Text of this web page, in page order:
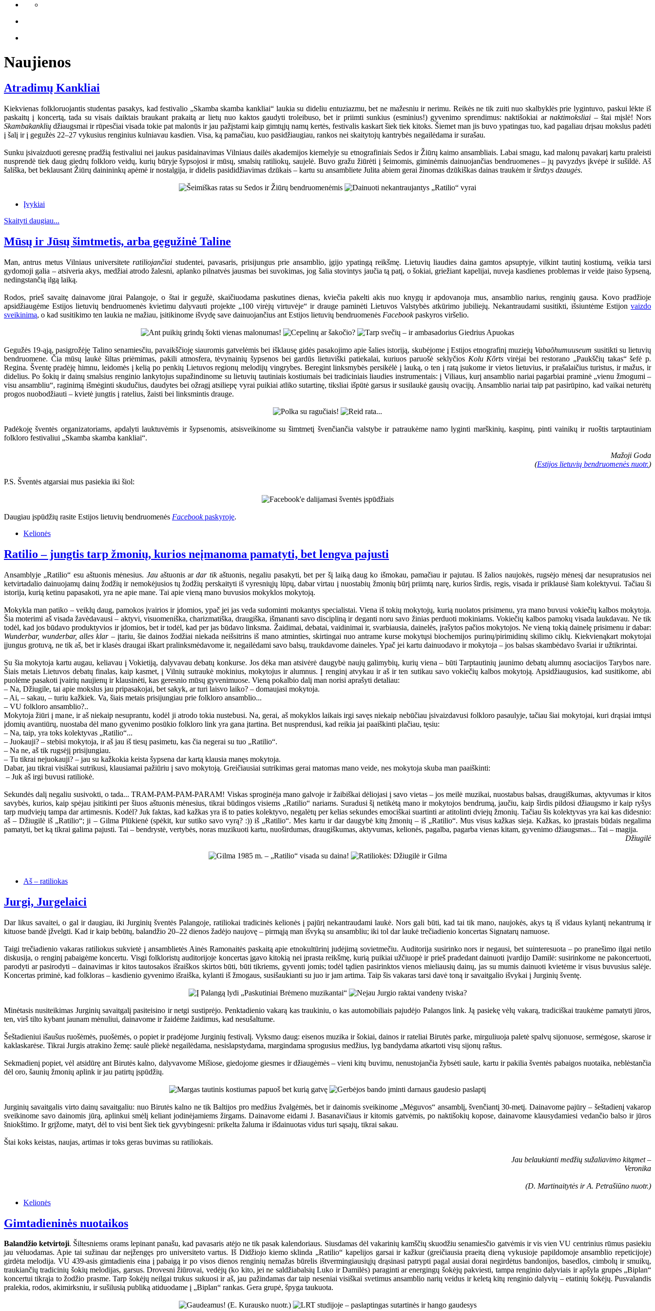
Naujienos
Atradimų Kankliai
Kiekvienas folkloruojantis studentas pasakys, kad festivalio „Skamba skamba kankliai“ laukia su dideliu entuziazmu, bet ne mažesniu ir nerimu. Reikės ne tik zuiti nuo skalbyklės prie lygintuvo, paskui lėkte iš
paskaitų į koncertą, tada su visais daiktais braukant prakaitą ar lietų nuo kaktos gaudyti troleibuso, bet ir priimti sunkius (esminius!) gyvenimo sprendimus: naktišokiai arnaktimoksliai – štai mįslė! Nors
Skambakanklių džiaugsmai ir rūpesčiai visada tokie pat malonūs ir jau pažįstami kaip gimtųjų namų kertės, festivalis kaskart šiek tiek kitoks. Šiemet man jis buvo ypatingas tuo, kad pagaliau drįsau mokslus padėti
į šalį ir į gegužės 22–27 vykusius renginius kulniavau kasdien. Visa, ką pamačiau, kuo pasidžiaugiau, rankos nei skaitytojų kantrybės negailėdama ir surašau.
Sunku įsivaizduoti geresnę pradžią festivaliui nei jaukus pasidainavimas Vilniaus dailės akademijos kiemelyje su etnografiniais Sedos ir Žiūrų kaimo ansambliais. Labai smagu, kad malonų pavakarį kartu praleisti
nusprendė tiek daug giedrų folkloro veidų, kurių būryje šypsojosi ir mūsų, smalsių ratiliokų, saujelė. Buvo gražu žiūrėti į šeimomis, giminėmis dainuojančias bendruomenes – jų pavyzdys įkvėpė ir sušildė. Aš
šališka, bet beklausant Žiūrų dainininkų apėmė ir nostalgija, ir didelis pasididžiavimas dzūkais – kartu su ansambliete Julita abiem gerai žinomas dzūkiškas dainas traukėm irširdzys dzaugės.
Įvykiai
Skaityti daugiau...
Mūsų ir Jūsų šimtmetis, arba gegužinė Taline
Man, antrus metus Vilniaus universiteteratiliojančiai studentei, pavasaris, prisijungus prie ansamblio, įgijo ypatingą reikšmę. Lietuvių liaudies daina gamtos apsuptyje, vilkint tautinį kostiumą, veikia tarsi
gydomoji galia – atsiveria akys, medžiai atrodo žalesni, aplanko pilnatvės jausmas bei suvokimas, jog šalia stovintys jaučia tą patį, o šokiai, griežiant kapelijai, nuveja kasdienes problemas ir veide įtaiso šypseną,
nedingstančią ilgą laiką.
Rodos, prieš savaitę dainavome jūrai Palangoje, o štai ir gegužė, skaičiuodama paskutines dienas, kviečia pakelti akis nuo knygų ir apdovanoja mus, ansamblio narius, renginių gausa. Kovo pradžioje
apsidžiaugėme Estijos lietuvių bendruomenės kvietimu dalyvauti projekte „100 virėjų virtuvėje“ ir drauge paminėti Lietuvos Valstybės atkūrimo jubiliejų. Nekantraudami susitikti, išsiuntėme Estijon vaizdo
sveikinimą, o kad susitikimo ten laukia ne mažiau, įsitikinome išvydę save dainuojančius ant Estijos lietuvių bendruomenės Facebookpaskyros viršelio.
Gegužės 19-ąją, pasigrožėję Talino senamiesčiu, pavaikščioję siauromis gatvelėmis bei išklausę gidės pasakojimo apie šalies istoriją, skubėjome į Estijos etnografinį muziejų Vabaõhumuuseum susitikti su lietuvių
bendruomene. Čia mūsų laukė šiltas priėmimas, pakili atmosfera, tėvynainių šypsenos bei gardūs lietuviški patiekalai, kuriuos paruošė seklyčios Kolu Kõrts virėjai bei restorano „Paukščių takas“ šefė p.
Regina. Šventę pradėję himnu, leidomės į kelią po penkių Lietuvos regionų melodijų vingrybes. Beregint linksmybės persikėlė į lauką, o ten į ratą įsukome ir vietos lietuvius, ir prašalaičius turistus, ir mažus, ir
didelius. Po šokių ir dainų smalsius renginio lankytojus supažindinome su lietuvių tautiniais kostiumais bei tradiciniais liaudies instrumentais: į Viliaus, kurį ansamblio nariai pagarbiai praminė „vienu žmogumi –
visu ansambliu“, raginimą išmėginti skudučius, daudytes bei ožragį atsiliepę vyrai puikiai atliko sutartinę, tiksliai išpūtė garsus ir susilaukė gausių ovacijų. Ansamblio nariai taip pat pasirūpino, kad vaikai neturėtų
progos nuobodžiauti – kvietė jungtis į ratelius, žaisti bei linksmintis drauge.
Padėkoję šventės organizatoriams, apdalyti lauktuvėmis ir šypsenomis, atsisveikinome su šimtmetį švenčiančia valstybe ir patraukėme namo lyginti marškinių, kaspinų, pinti vainikų ir ruoštis tarptautiniam
folkloro festivaliui „Skamba skamba kankliai“.
Mažoji Goda
(Estijos lietuvių bendruomenės nuotr.)
P.S. Šventės atgarsiai mus pasiekia iki šiol:
Daugiau įspūdžių rasite Estijos lietuvių bendruomenės Facebookpaskyroje.
Kelionės
Ratilio – jungtis tarp žmonių, kurios neįmanoma pamatyti, bet lengva pajusti
Ansamblyje „Ratilio“ esu aštuonis mėnesius. Jauaštuonis ardar tikaštuonis, negaliu pasakyti, bet per šį laiką daug ko išmokau, pamačiau ir pajutau. Iš žalios naujokės, rugsėjo mėnesį dar nesupratusios nei
ketvirtadalio dainuojamų dainų žodžių ir nemokėjusios tų žodžių perskaityti iš vyresniųjų lūpų, dabar virtau į nuostabių žmonių būrį priimtą narę, kurios širdis, regis, visada ir priklausė šiam kolektyvui. Tačiau ši
istorija, kurią ketinu papasakoti, yra ne apie mane. Tai apie vieną mano buvusios mokyklos mokytoją.
Mokykla man patiko – veiklų daug, pamokos įvairios ir įdomios, ypač jei jas veda sudominti mokantys specialistai. Viena iš tokių mokytojų, kurią nuolatos prisimenu, yra mano buvusi vokiečių kalbos mokytoja.
Šia moterimi aš visada žavėdavausi – aktyvi, visuomeniška, charizmatiška, draugiška, išmananti savo discipliną ir deganti noru savo žinias perduoti mokiniams. Vokiečių kalbos pamokų visada laukdavau. Ne tik
todėl, kad jos būdavo produktyvios ir įdomios, bet ir todėl, kad per jas būdavo linksma. Žaidimai, debatai, vaidinimai ir, svarbiausia, dainelės, įrašytos pačios mokytojos. Ne vieną tokią dainelę prisimenu ir dabar:
Wunderbar, wunderbar, alles klar– įtariu, šie dainos žodžiai niekada neišsitrins iš mano atminties, skirtingai nuo antrame kurse mokytųsi biochemijos purinų/pirimidinų skilimo ciklų. Kiekvienąkart mokytojai
įjungus grotuvą, ne tik aš, bet ir klasės draugai iškart pralinksmėdavome ir, negailėdami savo balsų, traukdavome daineles. Ypač jei kartu dainuodavo ir mokytoja – jos balsas skambėdavo švariai ir užtikrintai.
Su šia mokytoja kartu augau, keliavau į Vokietiją, dalyvavau debatų konkurse. Jos dėka man atsivėrė daugybė naujų galimybių, kurių viena – būti Tarptautinių jaunimo debatų alumnų asociacijos Tarybos nare.
Šiais metais Lietuvos debatų finalas, kaip kasmet, į Vilnių sutraukė mokinius, mokytojus ir alumnus. Į renginį atvykau ir aš ir ten sutikau savo vokiečių kalbos mokytoją. Apsidžiaugusios, kad susitikome, abi
puolėme pasakoti įvairių naujienų ir klausinėti, kas geresnio mūsų gyvenimuose. Vieną pokalbio dalį man norisi aprašyti detaliau:
– Na, Džiugile, tai apie mokslus jau pripasakojai, bet sakyk, ar turi laisvo laiko? – domaujasi mokytoja.
– Ai, – sakau, – turiu kažkiek. Va, šiais metais prisijungiau prie folkloro ansamblio...
– VU folkloro ansamblio?..
Mokytoja žiūri į mane, ir aš niekaip nesuprantu, kodėl ji atrodo tokia nustebusi. Na, gerai, aš mokyklos laikais irgi savęs niekaip nebūčiau įsivaizdavusi folkloro pasaulyje, tačiau šiai mokytojai, kuri drąsiai imtųsi
įdomių avantiūrų, nuostaba dėl mano gyvenimo posūkio folkloro link yra gana įtartina. Bet nusprendusi, kad reikia jai paaiškinti plačiau, tęsiu:
– Na, taip, yra toks kolektyvas „Ratilio“...
– Juokauji? – stebisi mokytoja, ir aš jau iš tiesų pasimetu, kas čia negerai su tuo „Ratilio“.
– Na ne, aš tik rugsėjį prisijungiau.
– Tu tikrai nejuokauji? – jau su kažkokia keista šypsena dar kartą klausia manęs mokytoja.
Dabar, jau tikrai visiškai sutrikusi, klausiamai pažiūriu į savo mokytoją. Greičiausiai sutrikimas gerai matomas mano veide, nes mokytoja skuba man paaiškinti:
– Juk aš irgi buvusi ratiliokė.
Sekundės dalį negaliu susivokti, o tada... TRAM-PAM-PAM-PARAM! Viskas sproginėja mano galvoje ir žaibiškai dėliojasi į savo vietas – jos meilė muzikai, nuostabus balsas, draugiškumas, aktyvumas ir kitos
savybės, kurios, kaip spėjau įsitikinti per šiuos aštuonis mėnesius, tikrai būdingos visiems „Ratilio“ nariams. Suradusi šį netikėtą mano ir mokytojos bendrumą, jaučiu, kaip širdis pildosi džiaugsmo ir kaip ryšys
tarp mudviejų tampa dar artimesnis. Kodėl? Juk faktas, kad kažkas yra iš to paties kolektyvo, negalėtų per kelias sekundes emociškai suartinti ar atitolinti dviejų žmonių. Tačiau šis kolektyvas yra kai kas didesnio:
aš – Džiugilė iš „Ratilio“; ji – Gilma Plūkienė (spėkit, kur sutiko savo vyrą? :)) iš „Ratilio“. Mes kartu ir dar daugybė kitų žmonių – iš „Ratilio“. Mus visus kažkas sieja. Kažkas, ko įprastais būdais negalima
pamatyti, bet ką tikrai galima pajusti. Tai – bendrystė, vertybės, noras muzikuoti kartu, nuoširdumas, draugiškumas, aktyvumas, kelionės, pagalba, pagarba vienas kitam, gyvenimo džiaugsmas... Tai – magija.
Džiugilė
Aš – ratiliokas
Jurgi, Jurgelaici
Dar likus savaitei, o gal ir daugiau, iki Jurginių šventės Palangoje, ratiliokai tradicinės kelionės į pajūrį nekantraudami laukė. Nors gali būti, kad tai tik mano, naujokės, akys tą iš vidaus kylantį nekantrumą ir
kituose bandė įžvelgti. Kad ir kaip bebūtų, balandžio 20–22 dienos žadėjo naujovę – pirmąją man išvyką su ansambliu; iki tol dar laukė trečiadienio koncertas Signatarų namuose.
Taigi trečiadienio vakaras ratiliokus sukvietė į ansamblietės Ainės Ramonaitės paskaitą apie etnokultūrinį judėjimą sovietmečiu. Auditorija susirinko nors ir negausi, bet suinteresuota – po pranešimo ilgai netilo
diskusija, o renginį pabaigėme koncertu. Visgi folkloristų auditorijoje koncertas įgavo kitokią nei įprasta reikšmę, kurią puikiai užčiuopė ir prieš pradedant dainuoti įvardijo Damilė: susirinkome ne pakoncertuoti,
parodyti ar pasirodyti – dainavimas ir kitos tautosakos išraiškos skirtos būti, būti tikriems, gyventi jomis; todėl tądien pasirinktos vienos mieliausių dainų, jas su mumis dainuoti kvietėme ir visus buvusius salėje.
Koncertas priminė, kad folkloras – kasdienio gyvenimo išraiška, kylanti iš žmogaus, susišaukianti su juo ir jam artima. Taip šis vakaras tarsi davė toną ir savaitgalio išvykai į Jurginių šventę.
Minėtasis nusiteikimas Jurginių savaitgalį pasiteisino ir netgi sustiprėjo. Penktadienio vakarą kas traukiniu, o kas automobiliais pajudėjo Palangos link. Ją pasiekę vėlų vakarą, tradiciškai traukėme pamatyti jūros,
ten, virš tilto kybant jaunam mėnuliui, dainavome ir žaidėme žaidimus, kad nesušaltume.
Šeštadieniui išaušus ruošėmės, puošėmės, o popiet ir pradėjome Jurginių festivalį. Vyksmo daug: eisenos muzika ir šokiai, dainos ir rateliai Birutės parke, mirguliuoja paletė spalvų sijonuose, sermėgose, skarose ir
kaklaskarėse. Tikrai Jurgis atrakino žemę: saulė pliekė negailėdama, nesislapstydama, margindama sprogusius medžius, lyg bandydama atkartoti visų sijonų raštus.
Sekmadienį popiet, vėl atsidūrę ant Birutės kalno, dalyvavome Mišiose, giedojome giesmes ir džiaugėmės – vieni kitų buvimu, nenustojančia žybsėti saule, kartu ir pakilia šventės pabaigos nuotaika, neblėstančia
dėl oro, šaunių žmonių aplink ir jau patirtų įspūdžių.
Jurginių savaitgalis virto dainų savaitgaliu: nuo Birutės kalno ne tik Baltijos pro medžius žvalgėmės, bet ir dainomis sveikinome „Mėguvos“ ansamblį, švenčiantį 30-metį. Dainavome pajūry – šeštadienį vakarop
sveikinome savo dainomis jūrą, aplinkui smėlį keliant jodinėjamiems žirgams. Dainavome eidami J. Basanavičiaus ir kitomis gatvėmis, po naktišokių kopose, dainavome klausydamiesi vedančio balso ir jūros
šniokštimo. Ir grįžome, matyt, dėl to visi bent šiek tiek gyvybingesni: prikelta žaluma ir išdainuotas vidus turi sąsajų, tikrai sakau.
Štai koks keistas, naujas, artimas ir toks geras buvimas su ratiliokais.
Jau belaukianti medžių sužaliavimo kitąmet –
Veronika
(D. Martinaitytės ir A. Petrašiūno nuotr.)
Kelionės
Gimtadieninės nuotaikos
Balandžio ketvirtoji. Šiltesniems orams lepinant panašu, kad pavasaris atėjo ne tik pasak kalendoriaus. Siusdamas dėl vakarinių kamščių skuodžiu senamiesčio gatvėmis ir vis vien VU centrinius rūmus pasiekiu
jau vėluodamas. Apie tai sužinau dar neįžengęs pro universiteto vartus. Iš Didžiojo kiemo sklinda „Ratilio“ kapelijos garsai ir kažkur (greičiausia praeitą dieną vykusioje papildomoje ansamblio repeticijoje)
girdėta melodija. VU 439-asis gimtadienis eina į pabaigą ir po visos dienos renginių nemažas būrelis ištvermingiausiųjų drąsinasi patrypti pagal ausiai dorai negirdėtus bandonijos, basedlos, cimbolų ir smuikų,
traukiančių tradicinių šokių melodijas, garsus. Drovesni žiūrovai, vedėjų (ko kito, jei ne saldžiabalsių Luko ir Damilės) paraginti ar energingų šokėjų pakviesti, tampa renginio dalyviais ir apšyla grupės „Biplan“
koncertui tikrąja to žodžio prasme. Tarp šokėjų neilgai trukus sukuosi ir aš, jau pažindamas dar taip neseniai visiškai svetimus ansamblio narių veidus ir keletą kitų renginio dalyvių – etatinių šokėjų. Pusvalandis
pralekia, rodos, akimirksniu, ir sušilusią publiką atiduodame į „Biplan“ rankas. Gera grupė, špyga taukuota.